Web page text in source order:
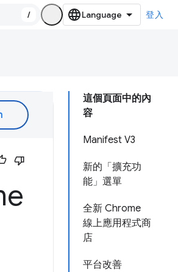
/ 登入
這個頁面中的內
容
Manifest V3
新的「擴充功
能」選單
全新 Chrome
線上應用程式商
店
平台改善